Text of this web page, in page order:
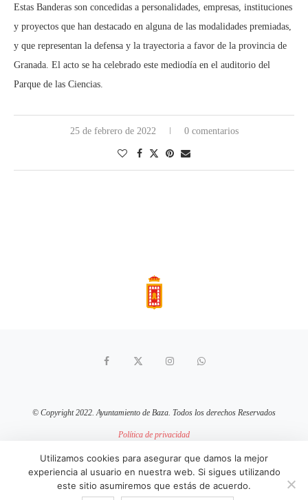
Estas Banderas son concedidas a personalidades, empresas, instituciones
y proyectos que han destacado en alguna de las modalidades premiadas,
y que representan la defensa y la trayectoria a favor de la provincia de
Granada. El acto se ha celebrado este mediodía en el auditorio del
Parque de las Ciencias.
25 de febrero de 2022 0 comentarios
© Copyright 2022. Ayuntamiento de Baza. Todos los derechos Reservados
Política de privacidad
Política de cookies
sitio web mantenido por pixelcero.com
Utilizamos cookies para asegurar que damos la mejor
experiencia al usuario en nuestra web. Si sigues utilizando
este sitio asumiremos que estás de acuerdo.